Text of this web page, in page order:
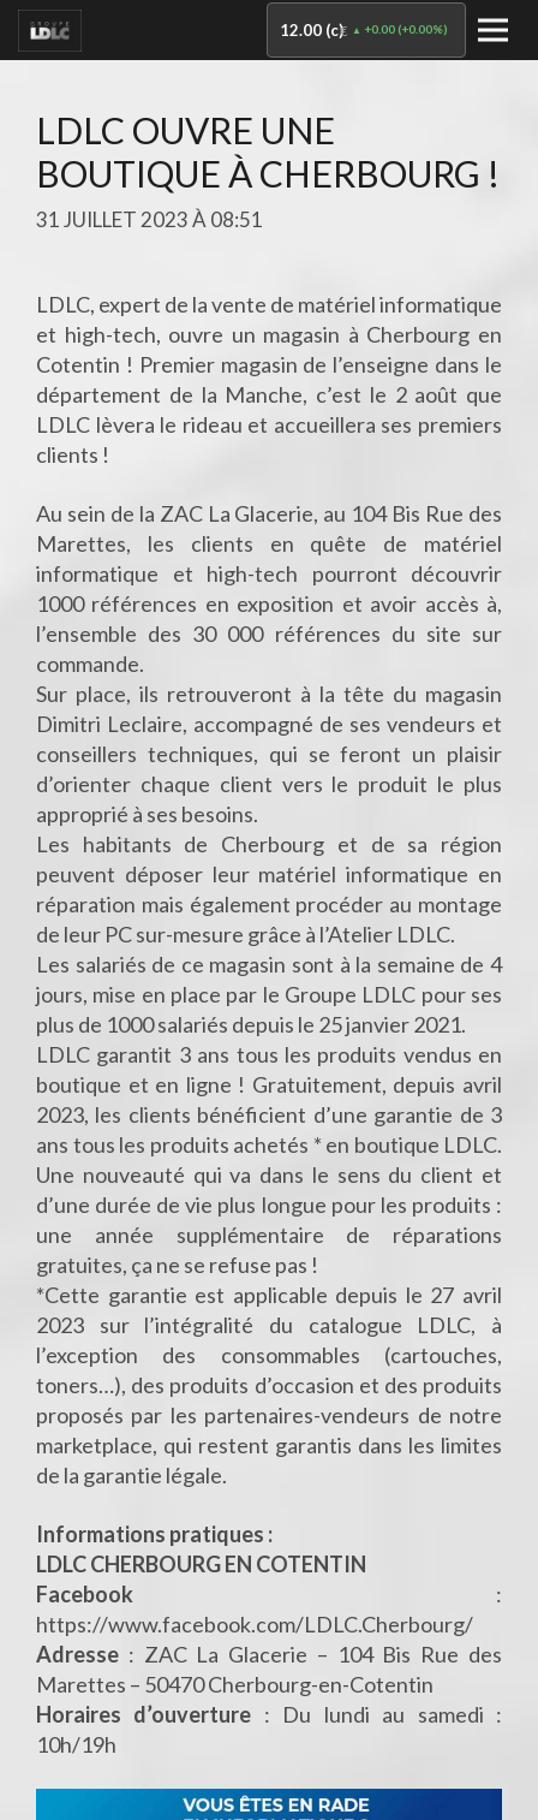
12.00 (c)€ +0.00(+0.00%)
LDLC OUVRE UNE
BOUTIQUE À CHERBOURG !
31 JUILLET 2023 À 08:51
LDLC, expert de la vente de matériel informatique
et high-tech, ouvre un magasin à Cherbourg en
Cotentin ! Premier magasin de l’enseigne dans le
département de la Manche, c’est le 2 août que
LDLC lèvera le rideau et accueillera ses premiers
clients !
Au sein de la ZAC La Glacerie, au 104 Bis Rue des
Marettes, les clients en quête de matériel
informatique et high-tech pourront découvrir
1000 références en exposition et avoir accès à,
l’ensemble des 30 000 références du site sur
commande.
Sur place, ils retrouveront à la tête du magasin
Dimitri Leclaire, accompagné de ses vendeurs et
conseillers techniques, qui se feront un plaisir
d’orienter chaque client vers le produit le plus
approprié à ses besoins.
Les habitants de Cherbourg et de sa région
peuvent déposer leur matériel informatique en
réparation mais également procéder au montage
de leur PC sur-mesure grâce à l’Atelier LDLC.
Les salariés de ce magasin sont à la semaine de 4
jours, mise en place par le Groupe LDLC pour ses
plus de 1000 salariés depuis le 25 janvier 2021.
LDLC garantit 3 ans tous les produits vendus en
boutique et en ligne ! Gratuitement, depuis avril
2023, les clients bénéficient d’une garantie de 3
ans tous les produits achetés * en boutique LDLC.
Une nouveauté qui va dans le sens du client et
d’une durée de vie plus longue pour les produits :
une année supplémentaire de réparations
gratuites, ça ne se refuse pas !
*Cette garantie est applicable depuis le 27 avril
2023 sur l’intégralité du catalogue LDLC, à
l’exception des consommables (cartouches,
toners…), des produits d’occasion et des produits
proposés par les partenaires-vendeurs de notre
marketplace, qui restent garantis dans les limites
de la garantie légale.
Informations pratiques :
LDLC CHERBOURG EN COTENTIN
Facebook :
https://www.facebook.com/LDLC.Cherbourg/
Adresse : ZAC La Glacerie – 104 Bis Rue des
Marettes – 50470 Cherbourg-en-Cotentin
Horaires d’ouverture : Du lundi au samedi :
10h/19h